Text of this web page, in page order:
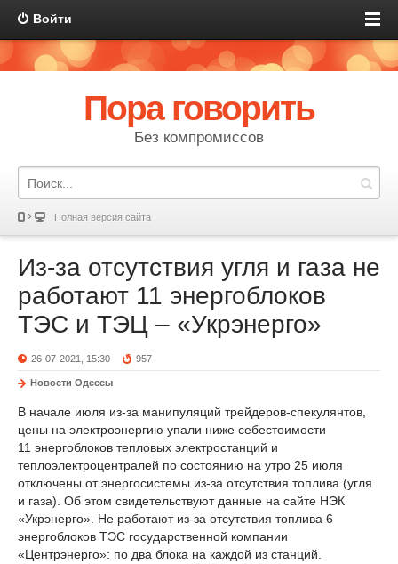
Войти
Пора говорить
Без компромиссов
Полная версия сайта
Из-за отсутствия угля и газа не
работают 11 энергоблоков
ТЭС и ТЭЦ – «Укрэнерго»
26-07-2021, 15:30 957
Новости Одессы
В начале июля из-за манипуляций трейдеров-спекулянтов,
цены на электроэнергию упали ниже себестоимости
11 энергоблоков тепловых электростанций и
теплоэлектроцентралей по состоянию на утро 25 июля
отключены от энергосистемы из-за отсутствия топлива (угля
и газа). Об этом свидетельствуют данные на сайте НЭК
«Укрэнерго». Не работают из-за отсутствия топлива 6
энергоблоков ТЭС государственной компании
«Центрэнерго»: по два блока на каждой из станций.